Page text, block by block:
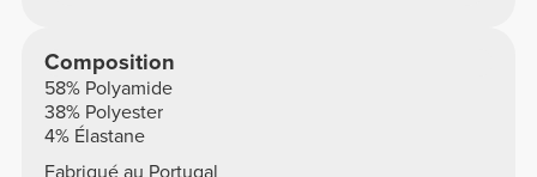
Composition
58% Polyamide
38% Polyester
4% Élastane
Fabriqué au Portugal